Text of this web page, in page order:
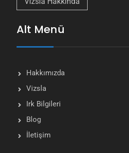
Alt Menü
Hakkımızda
Vizsla
Irk Bilgileri
Blog
İletişim